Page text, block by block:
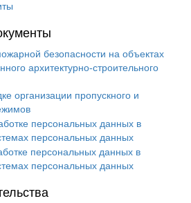
безопасности на объектах
архитектурно-строительного
организации пропускного и
персональных данных в
персональных данных
персональных данных в
персональных данных